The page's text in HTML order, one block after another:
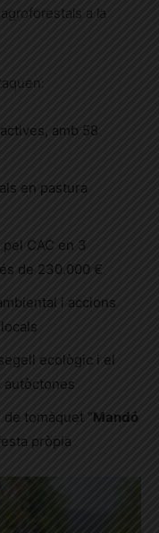
a la
amb 58
en pastura
CAC en 3
de 230.000 €
i accions
ecològic i el
autòctones
tomàquet “Mandó
pròpia